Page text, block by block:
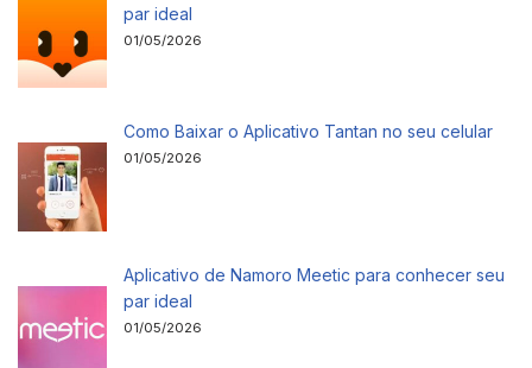
par ideal
01/05/2026
Como Baixar o Aplicativo Tantan no seu celular
01/05/2026
Aplicativo de Namoro Meetic para conhecer seu
par ideal
01/05/2026